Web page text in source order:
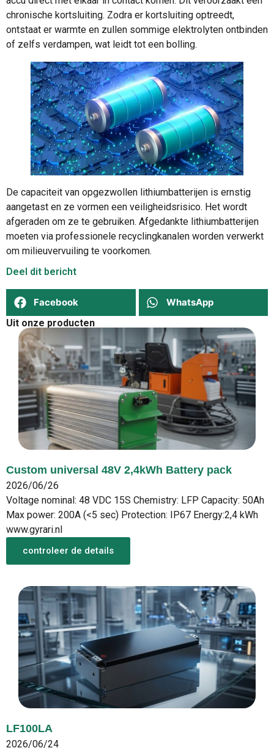
chronische kortsluiting. Zodra er kortsluiting optreedt,
ontstaat er warmte en zullen sommige elektrolyten ontbinden
of zelfs verdampen, wat leidt tot een bolling.
De capaciteit van opgezwollen lithiumbatterijen is ernstig
aangetast en ze vormen een veiligheidsrisico. Het wordt
afgeraden om ze te gebruiken. Afgedankte lithiumbatterijen
moeten via professionele recyclingkanalen worden verwerkt
om milieuvervuiling te voorkomen.
Deel dit bericht
Facebook
WhatsApp
Uit onze producten
Custom universal 48V 2,4kWh Battery pack
2026/06/26
Voltage nominal: 48 VDC 15S Chemistry: LFP Capacity: 50Ah
Max power: 200A (<5 sec) Protection: IP67 Energy:2,4 kWh
www.gyrari.nl
controleer de details
LF100LA
2026/06/24